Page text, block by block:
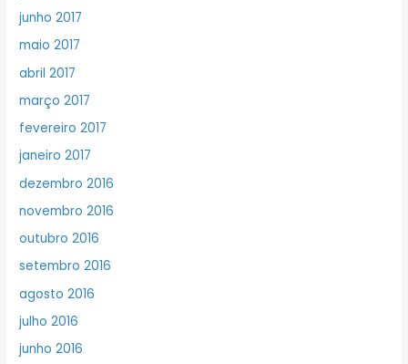
junho 2017
maio 2017
abril 2017
março 2017
fevereiro 2017
janeiro 2017
dezembro 2016
novembro 2016
outubro 2016
setembro 2016
agosto 2016
julho 2016
junho 2016